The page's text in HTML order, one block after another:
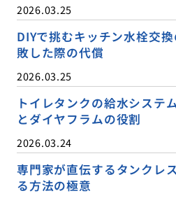
2026.03.25
DIYで挑むキッチン水栓交
敗した際の代償
2026.03.25
トイレタンクの給水システ
とダイヤフラムの役割
2026.03.24
専門家が直伝するタンクレ
る方法の極意